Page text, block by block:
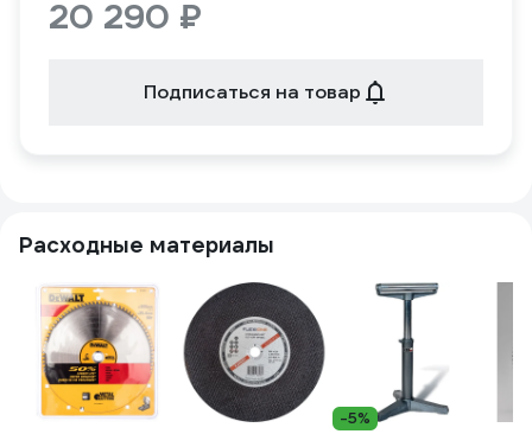
20 290 ₽
Подписаться на товар
Расходные материалы
-5%